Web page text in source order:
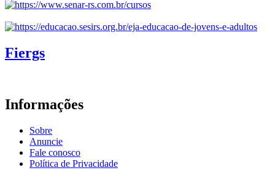
Fiergs
Informações
Sobre
Anuncie
Fale conosco
Política de Privacidade